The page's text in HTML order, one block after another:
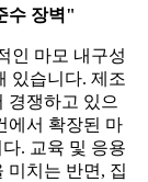
수 장벽"
인 마모 내구성
있습니다. 제조
경쟁하고 있으
에서 확장된 마
. 교육 및 응용
미치는 반면, 집